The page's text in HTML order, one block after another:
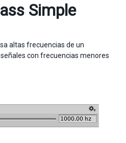
Simple
altas frecuencias de un
con frecuencias menores